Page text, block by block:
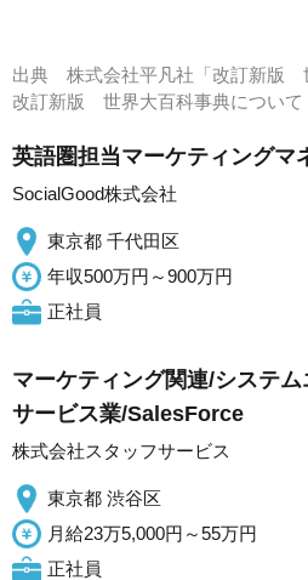
出典 株式会社平凡社「改訂新版
改訂新版 世界大百科事典につい
英語圏担当マーケティングマ
SocialGood株式会社
東京都 千代田区
年収500万円～900万円
正社員
マーケティング関連/システ
サービス業/SalesForce
株式会社スタッフサービス
東京都 渋谷区
月給23万5,000円～55万円
正社員